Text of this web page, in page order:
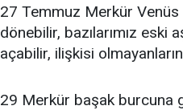
27 Temmuz Merkür Venüs
dönebilir, bazılarımız eski
açabilir, ilişkisi
29 Merkür başak burcuna